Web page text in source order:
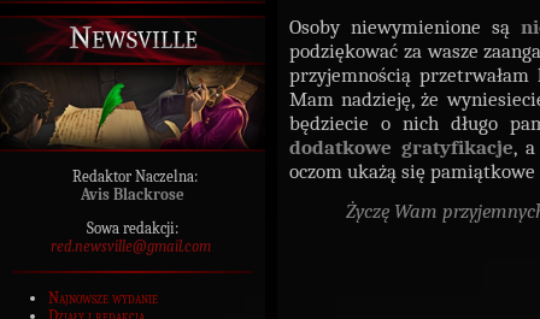
Newsville
Redaktor Naczelna:
Avis Blackrose
Sowa redakcji:
red.newsville@gmail.com
Najnowsze wydanie
Osoby niewymienione są
podziękować za wasze
przyjemnością
Mam nadzieję, że
będziecie o nich długo
dodatkowe gratyfikacje,
oczom ukażą się pamiątkowe
Życzę Wam